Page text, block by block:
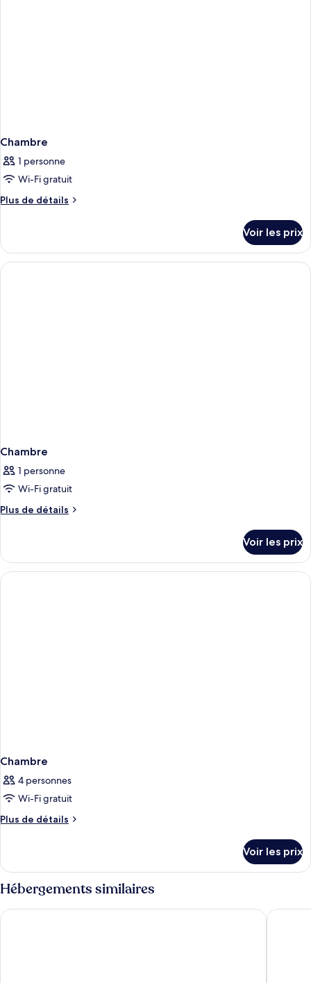
Chambre
1 personne
Wi-Fi gratuit
Plus de détails
Plus
le
type
de
Voir les prix
Chambre
1 personne
Wi-Fi gratuit
Plus de détails
Plus
le
type
de
Voir les prix
Chambre
4 personnes
Wi-Fi gratuit
Plus de détails
Plus
le
type
de
chambre
Chambre
Voir les prix
Hébergements similaires
The Hive Hotel UNA